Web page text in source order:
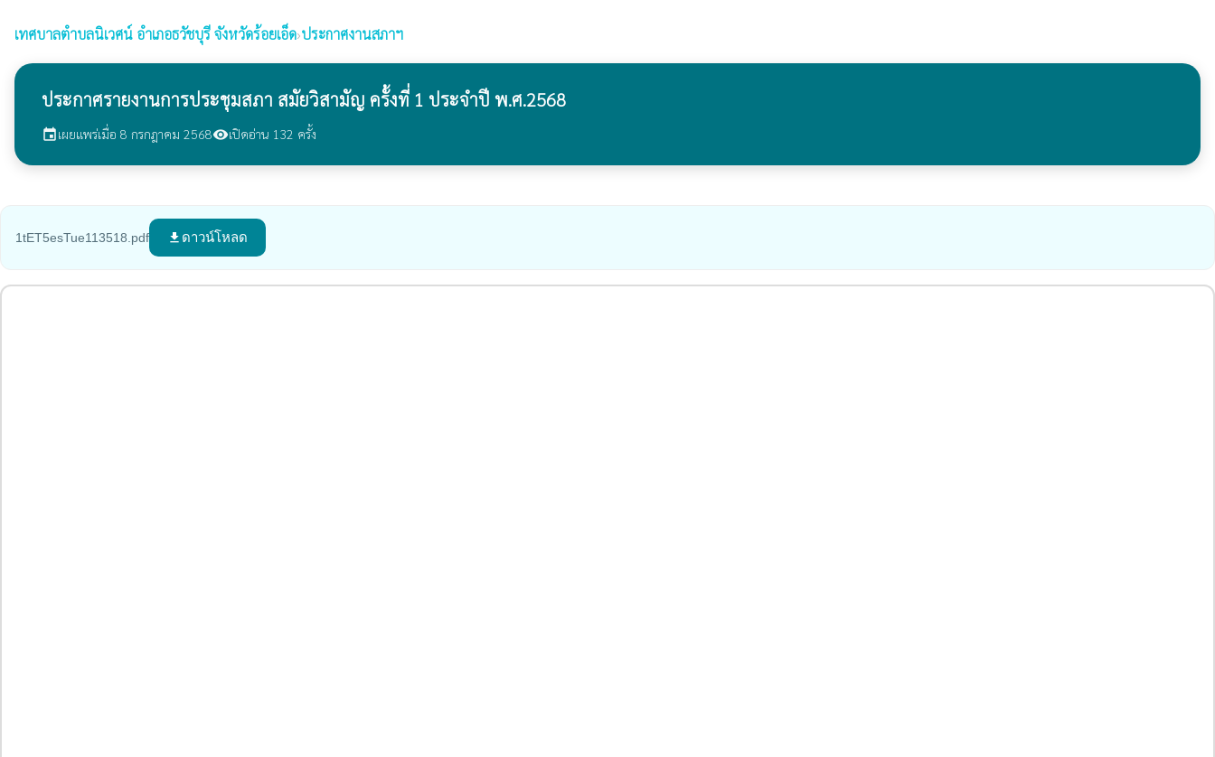
เทศบาลตำบลนิเวศน์ อำเภอธวัชบุรี จังหวัดร้อยเอ็ด›ประกาศงานสภาฯ
ประกาศรายงานการประชุมสภา สมัยวิสามัญ ครั้งที่ 1 ประจำปี พ.ศ.2568
eventเผยแพร่เมื่อ 8 กรกฎาคม 2568visibilityเปิดอ่าน 132 ครั้ง
1tET5esTue113518.pdf file_download ดาวน์โหลด